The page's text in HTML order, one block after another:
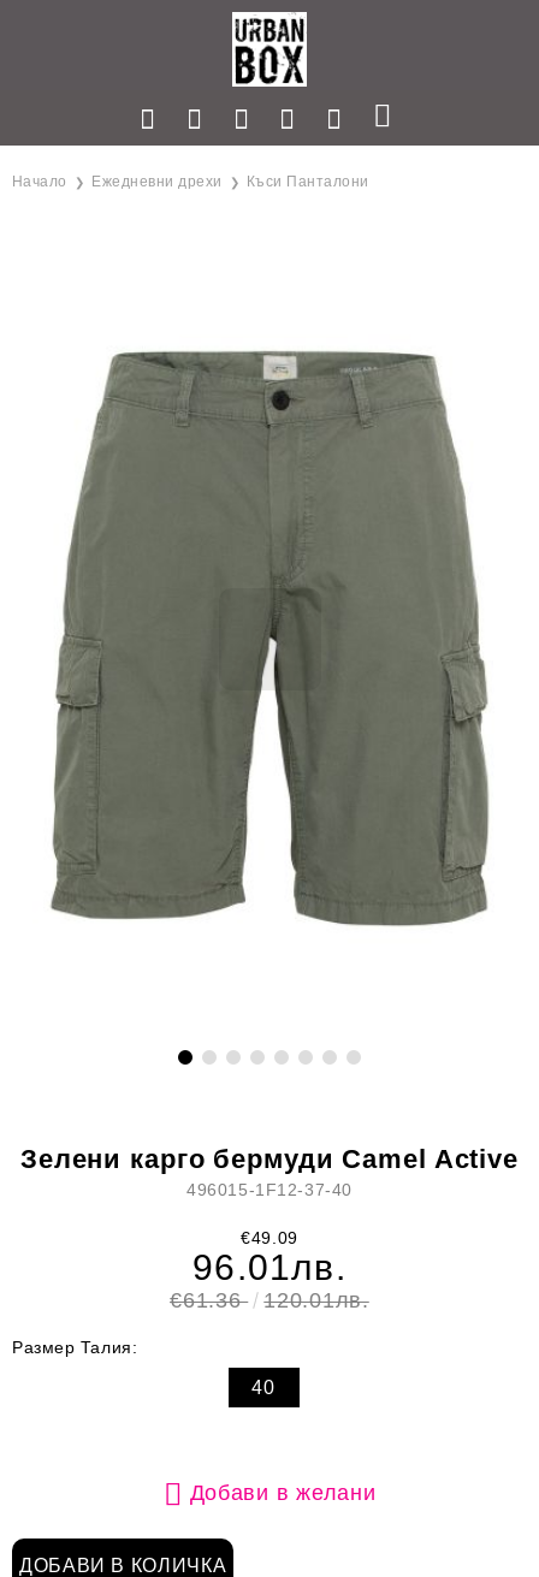
Начало Ежедневни дрехи Къси Панталони
Зелени карго бермуди Camel Active
496015-1F12-37-40
€49.09
96.01лв.
€61.36 120.01лв.
Размер Талия:
40
Добави в желани